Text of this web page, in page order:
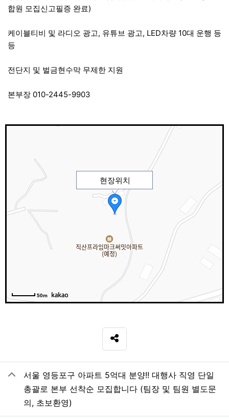
합원 모집신고필증 완료)
케이블티비 및 라디오 광고, 유튜브 광고, LED차량 10대 운행 등
등
전단지 및 벌금현수막 무제한 지원
본부장 010-2445-9903
현장위치
50m
SNS 공유
관련자료
서울 영등포구 아파트 5억대 분양!! 대행사 직영 단일
총괄로 본부 선착순 모집합니다 (팀장 및 팀원 별도문
의, 초보환영)